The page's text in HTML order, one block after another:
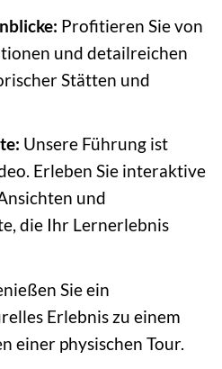
Profitieren Sie von
und detailreichen
Stätten und
Unsere Führung ist
Erleben Sie interaktive
und
die Ihr Lernerlebnis
Sie ein
Erlebnis zu einem
einer physischen Tour.